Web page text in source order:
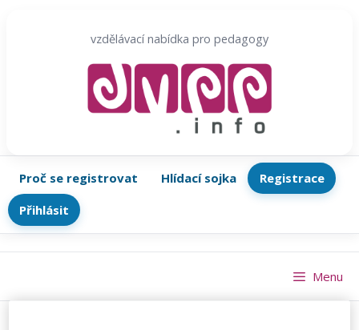
vzdělávací nabídka pro pedagogy
Proč se registrovat Hlídací sojka
Registrace
Přihlásit
Menu